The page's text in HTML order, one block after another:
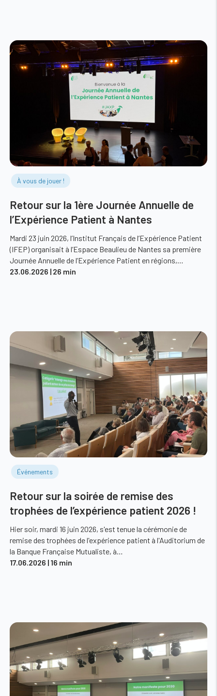
À vous de jouer !
Retour sur la 1ère Journée Annuelle de
l’Expérience Patient à Nantes
Mardi 23 juin 2026, l’Institut Français de l’Expérience Patient
(IFEP) organisait à l’Espace Beaulieu de Nantes sa première
Journée Annuelle de l’Expérience Patient en régions,…
23.06.2026 | 26 min
Événements
Retour sur la soirée de remise des
trophées de l’expérience patient 2026 !
Hier soir, mardi 16 juin 2026, s'est tenue la cérémonie de
remise des trophées de l'expérience patient à l'Auditorium de
la Banque Française Mutualiste, à…
17.06.2026 | 16 min